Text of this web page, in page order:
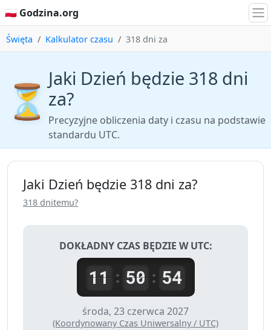
🇵🇱 Godzina.org
Święta Kalkulator czasu 318 dni za
⏳Jaki Dzień będzie 318 dni
za?
Precyzyjne obliczenia daty i czasu na podstawie
standardu UTC.
Jaki Dzień będzie 318 dni za?
318 dnitemu?
DOKŁADNY CZAS BĘDZIE W UTC:
11: 50: 54
środa, 23 czerwca 2027
(Koordynowany Czas Uniwersalny / UTC)